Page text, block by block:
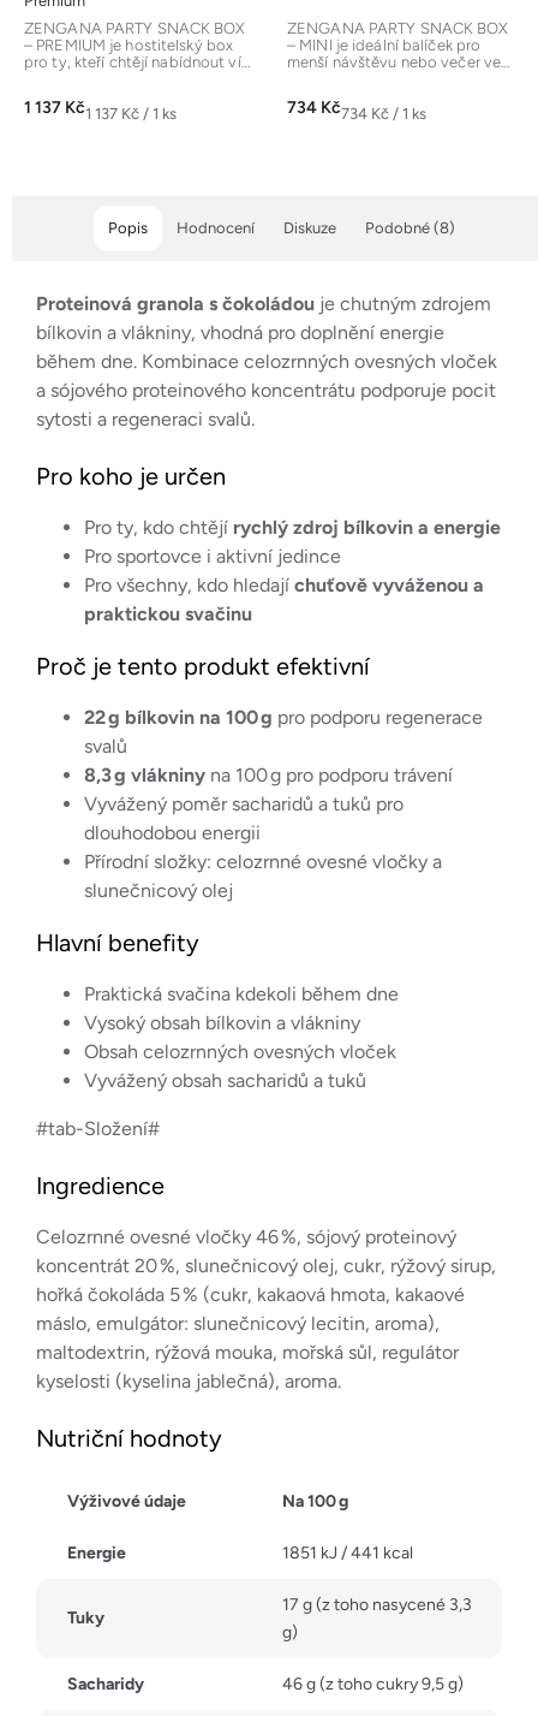
produktu
je
z
1 137 KčMěrná
1 137 Kč / 1 ks
ZENGANA PARTY SNACK BOX
– PREMIUM je hostitelský box
pro ty, kteří chtějí nabídnout víc
produktu
je
z
734 KčMěrná
734 Kč / 1 ks
ZENGANA PARTY SNACK BOX
– MINI je ideální balíček pro
menší návštěvu nebo večer ve
Popis Podobné (8)
Hodnocení Diskuze
Proteinová granola s čokoládou je chutným zdrojem
bílkovin a vlákniny, vhodná pro doplnění energie
během dne. Kombinace celozrnných ovesných vloček
a sójového proteinového koncentrátu podporuje pocit
sytosti a regeneraci svalů.
Pro koho je určen
Pro ty, kdo chtějí rychlý zdroj bílkovin a energie
Pro sportovce i aktivní jedince
Pro všechny, kdo hledají chuťově vyváženou a
praktickou svačinu
Proč je tento produkt efektivní
22 g bílkovin na 100 g pro podporu regenerace
svalů
8,3 g vlákniny na 100 g pro podporu trávení
Vyvážený poměr sacharidů a tuků pro
dlouhodobou energii
Přírodní složky: celozrnné ovesné vločky a
slunečnicový olej
Hlavní benefity
Praktická svačina kdekoli během dne
Vysoký obsah bílkovin a vlákniny
Obsah celozrnných ovesných vloček
Vyvážený obsah sacharidů a tuků
#tab-Složení#
Ingredience
Celozrnné ovesné vločky 46 %, sójový proteinový
koncentrát 20 %, slunečnicový olej, cukr, rýžový sirup,
hořká čokoláda 5 % (cukr, kakaová hmota, kakaové
máslo, emulgátor: slunečnicový lecitin, aroma),
maltodextrin, rýžová mouka, mořská sůl, regulátor
kyselosti (kyselina jablečná), aroma.
Nutriční hodnoty
Výživové údaje Na 100 g
Energie 1851 kJ / 441 kcal
Tuky
17 g (z toho nasycené 3,3
g)
Sacharidy 46 g (z toho cukry 9,5 g)